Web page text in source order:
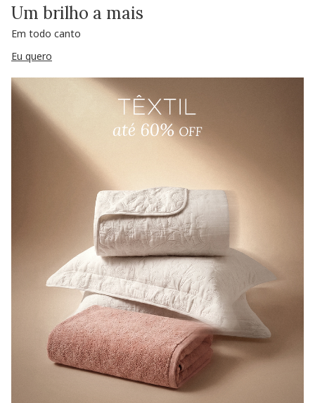
Um brilho a mais
Em todo canto
Eu quero